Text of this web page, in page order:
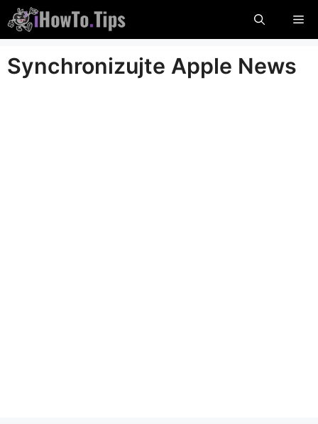
Preskočte
na
obsah
Synchronizujte Apple News